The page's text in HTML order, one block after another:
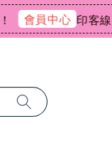
員中心 印客線上感